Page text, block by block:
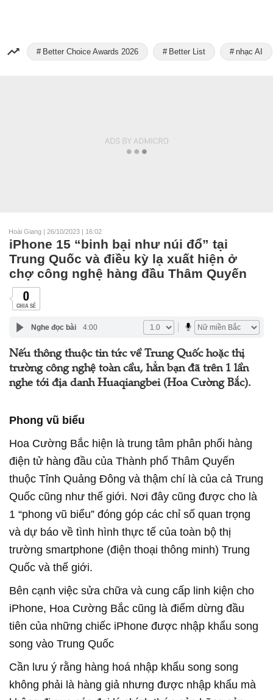
Better Choice Awards 2026 Better List nhạc AI
Hoài Giang | 26/10/2023 | 16:02
iPhone 15 “binh bại như núi đổ” tại
Trung Quốc và điều kỳ lạ xuất hiện ở
chợ công nghệ hàng đầu Thâm Quyến
0
CHIA SẺ
Nghe đọc bài 4:00
Nếu thông thuộc tin tức về Trung Quốc hoặc thị
trường công nghệ toàn cầu, hẳn bạn đã trên 1 lần
nghe tới địa danh Huaqiangbei (Hoa Cường Bắc).
Phong vũ biểu
Hoa Cường Bắc hiện là trung tâm phân phối hàng
điện tử hàng đầu của Thành phố Thâm Quyến
thuộc Tỉnh Quảng Đông và thậm chí là của cả Trung
Quốc cũng như thế giới. Nơi đây cũng được cho là
1 “phong vũ biểu” đóng góp các chỉ số quan trọng
và dự báo về tình hình thực tế của toàn bộ thị
trường smartphone (điện thoại thông minh) Trung
Quốc và thế giới.
Bên cạnh việc sửa chữa và cung cấp linh kiện cho
iPhone, Hoa Cường Bắc cũng là điểm dừng đầu
tiên của những chiếc iPhone được nhập khẩu song
song vào Trung Quốc
Cần lưu ý rằng hàng hoá nhập khẩu song song
không phải là hàng giả nhưng được nhập khẩu mà